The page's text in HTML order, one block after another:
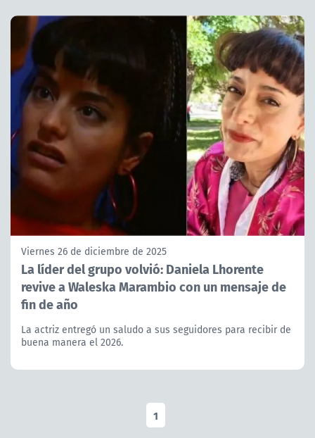
Viernes 26 de diciembre de 2025
La líder del grupo volvió: Daniela Lhorente
revive a Waleska Marambio con un mensaje de
fin de año
La actriz entregó un saludo a sus seguidores para recibir de
buena manera el 2026.
1